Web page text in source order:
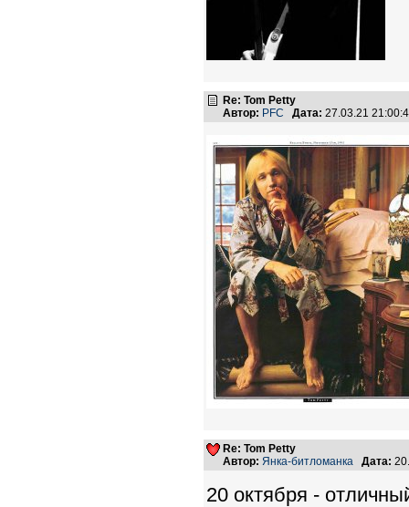
Re: Tom Petty
Автор: PFC Дата: 27.03.21
Re: Tom Petty
Автор: Янка-битломанка Дата:
20 октября -